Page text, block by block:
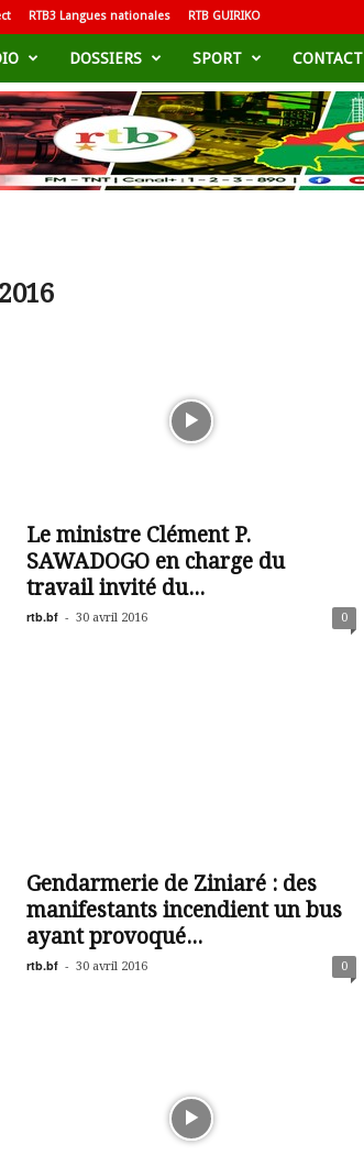
RTB3 Langues nationales RTB GUIRIKO
DOSSIERS SPORT CONTACT
Le ministre Clément P.
SAWADOGO en charge du
travail invité du...
rtb.bf - 30 avril 2016 0
Gendarmerie de Ziniaré : des
manifestants incendient un bus
ayant provoqué...
rtb.bf - 30 avril 2016 0